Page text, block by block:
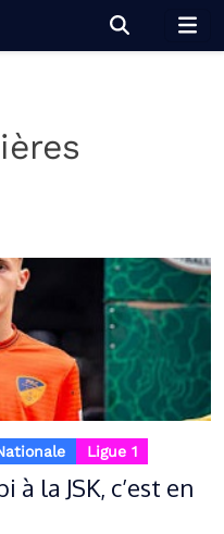
Ligue 1
la JSK, c’est en